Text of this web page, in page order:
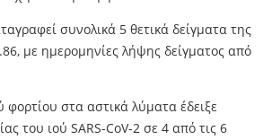
συνολικά 5 θετικά δείγματα της
με ημερομηνίες λήψης δείγματος από
φορτίου στα αστικά λύματα έδειξε
του ιού SARS-CoV-2 σε 4 από τις 6